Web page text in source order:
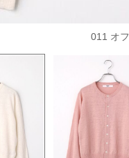
011 オフ